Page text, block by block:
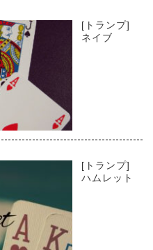
[トランプ]
ネイブ
[トランプ]
ハムレット